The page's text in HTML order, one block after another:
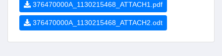
376470000A_1130215468_ATTACH1.pdf
376470000A_1130215468_ATTACH2.odt